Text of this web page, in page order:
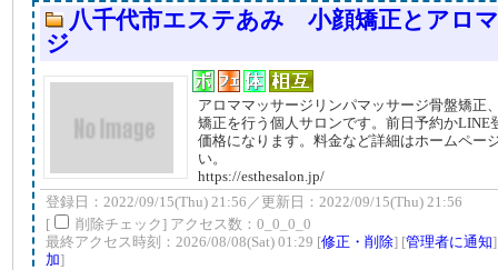
八千代市エステあみ 小顔矯正とアロ
ジ
アロママッサージリンパマッサージ骨盤矯正
矯正を行う個人サロンです。前日予約かLINE
価格になります。料金など詳細はホームペー
い。
https://esthesalon.jp/
登録日：2022/09/15(Thu) 21:56／更新日：2022/09/15(Thu) 21:56
[
削除チェック] アクセス数：0_0_0_0
最終アクセス時刻：2026/08/08(Sat) 01:29 [修正・削除] [管理者に通知
加]